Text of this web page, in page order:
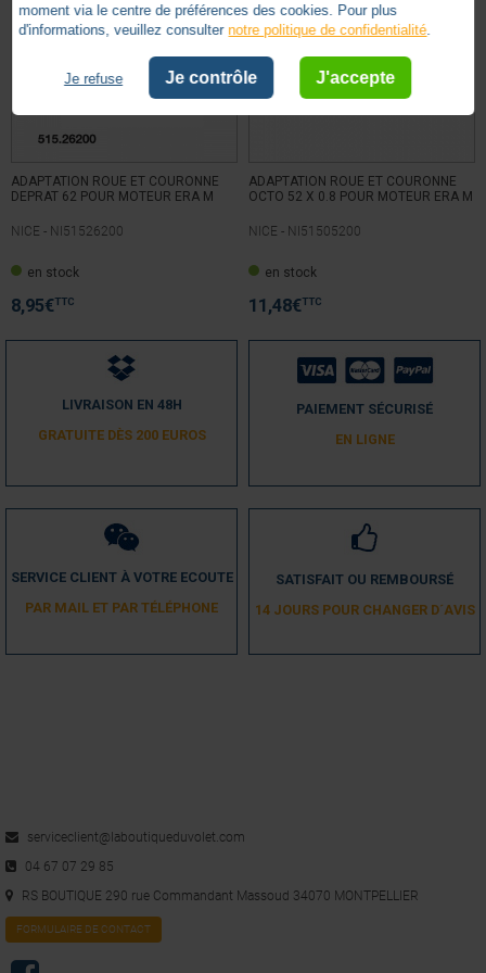
ADAPTATION ROUE ET COURONNE
DEPRAT 62 POUR MOTEUR ERA M
NICE - NI51526200
en stock
8,95€TTC
ADAPTATION ROUE ET COURONNE
OCTO 52 X 0.8 POUR MOTEUR ERA M
NICE - NI51505200
en stock
11,48€TTC
LIVRAISON EN 48H
GRATUITE DÈS 200 EUROS
PAIEMENT SÉCURISÉ
EN LIGNE
SERVICE CLIENT À VOTRE ECOUTE
PAR MAIL ET PAR TÉLÉPHONE
SATISFAIT OU REMBOURSÉ
14 JOURS POUR CHANGER D´AVIS
serviceclient@laboutiqueduvolet.com
04 67 07 29 85
RS BOUTIQUE 290 rue Commandant Massoud 34070 MONTPELLIER
FORMULAIRE DE CONTACT
moment via le centre de préférences des cookies. Pour plus
d'informations, veuillez consulter notre politique de confidentialité.
Je refuse Je contrôle J'accepte